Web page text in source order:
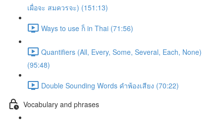
เผื่อจะ สมควรจะ) (151:13)
Ways to use ก็ in Thai (71:56)
Quantifiers (All, Every, Some, Several, Each, None)
(95:48)
Double Sounding Words คำพ้องเสียง (70:22)
Vocabulary and phrases